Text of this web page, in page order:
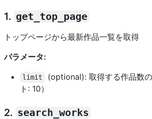
1. get_top_page
トップページから最新作品一覧を取得
パラメータ:
limit
(optional): 取得する作品数
ト: 10）
2. search_works